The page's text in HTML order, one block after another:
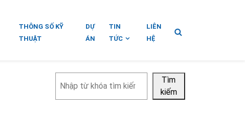
THÔNG SỐ KỸ
THUẬT
DỰ
ÁN
TIN
TỨC
LIÊN
HỆ
kiếm
Tìm
kiếm